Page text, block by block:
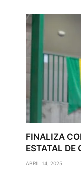
FINALIZA
ESTATAL DE
ABRIL 14, 2025